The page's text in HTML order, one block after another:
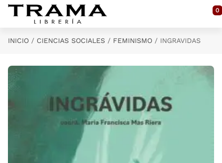
Saltar al contenido principal
0
INICIO CIENCIAS SOCIALES FEMINISMO INGRAVIDAS